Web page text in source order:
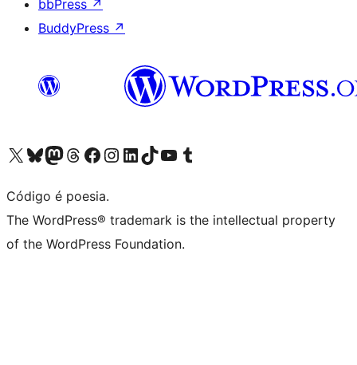
bbPress ↗
BuddyPress ↗
Visite a nossa conta X (antigo Twitter)
Visit our Bluesky account
Visit our Mastodon account
Visit our Threads account
Visite a nossa página do Facebook
Visite a nossa conta no Instagram
Visite a nossa conta no LinkedIn
Visit our TikTok account
Visit our YouTube channel
Visit our Tumblr account
Código é poesia.
The WordPress® trademark is the intellectual property
of the WordPress Foundation.